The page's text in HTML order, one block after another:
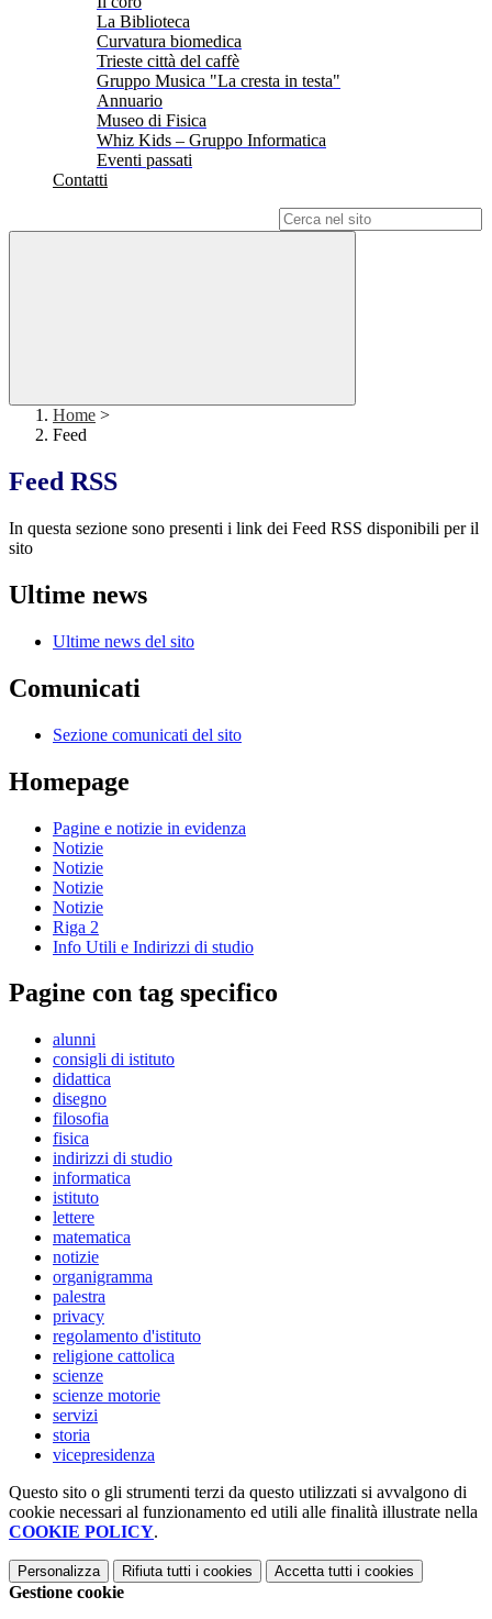
La Biblioteca
Curvatura biomedica
Trieste città del caffè
Gruppo Musica "La cresta in testa"
Annuario
Museo di Fisica
Whiz Kids – Gruppo Informatica
Eventi passati
Contatti
Home >
Feed
Feed RSS
In questa sezione sono presenti i link dei Feed RSS disponibili per il
sito
Ultime news
Ultime news del sito
Comunicati
Sezione comunicati del sito
Homepage
Pagine e notizie in evidenza
Notizie
Notizie
Notizie
Notizie
Riga 2
Info Utili e Indirizzi di studio
Pagine con tag specifico
alunni
consigli di istituto
didattica
disegno
filosofia
fisica
indirizzi di studio
informatica
istituto
lettere
matematica
notizie
organigramma
palestra
privacy
regolamento d'istituto
religione cattolica
scienze
scienze motorie
servizi
storia
vicepresidenza
Questo sito o gli strumenti terzi da questo utilizzati si avvalgono di
cookie necessari al funzionamento ed utili alle finalità illustrate nella
COOKIE POLICY.
Personalizza Rifiuta tutti i cookies Accetta tutti i cookies
Gestione cookie